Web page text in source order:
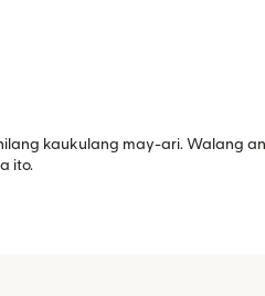
kaukulang may-ari. Walang
ito.